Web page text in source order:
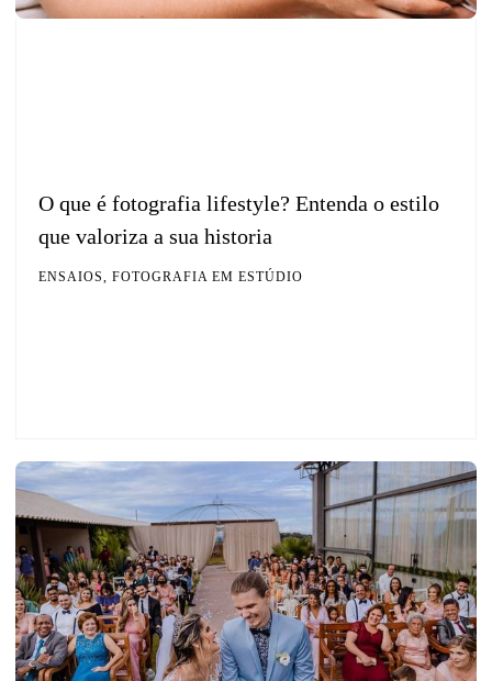
O que é fotografia lifestyle? Entenda o estilo
que valoriza a sua historia
ENSAIOS, FOTOGRAFIA EM ESTÚDIO